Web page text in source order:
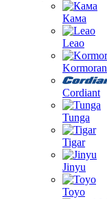
Кама
Leao
Kormoran
Cordiant
Tunga
Tigar
Jinyu
Toyo